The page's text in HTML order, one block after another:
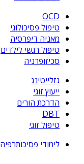
OCD
טיפול פסיכולוגי
מאניה דיפרסיה
טיפול רגשי לילדים
סכיזופרניה
גזלייטינג
ייעוץ זוגי
הדרכת הורים
DBT
טיפול זוגי
לימודי פסיכותרפיה